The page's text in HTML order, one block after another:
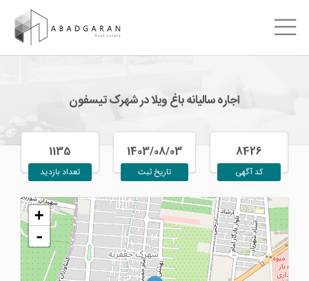
اجاره سالیانه باغ ویلا در شهرک تیسفون
8426
کد آگهی
1403/08/03
تاریخ ثبت
1135
تعداد بازدید
+
-